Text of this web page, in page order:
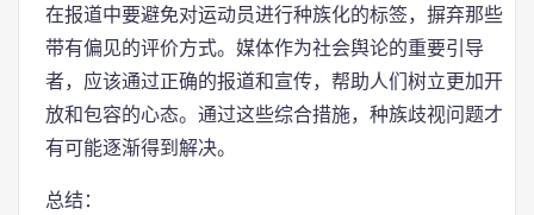
在报道中要避免对运动员进行种族化的标签，摒弃那些
带有偏见的评价方式。媒体作为社会舆论的重要引导
者，应该通过正确的报道和宣传，帮助人们树立更加开
放和包容的心态。通过这些综合措施，种族歧视问题才
有可能逐渐得到解决。
总结：